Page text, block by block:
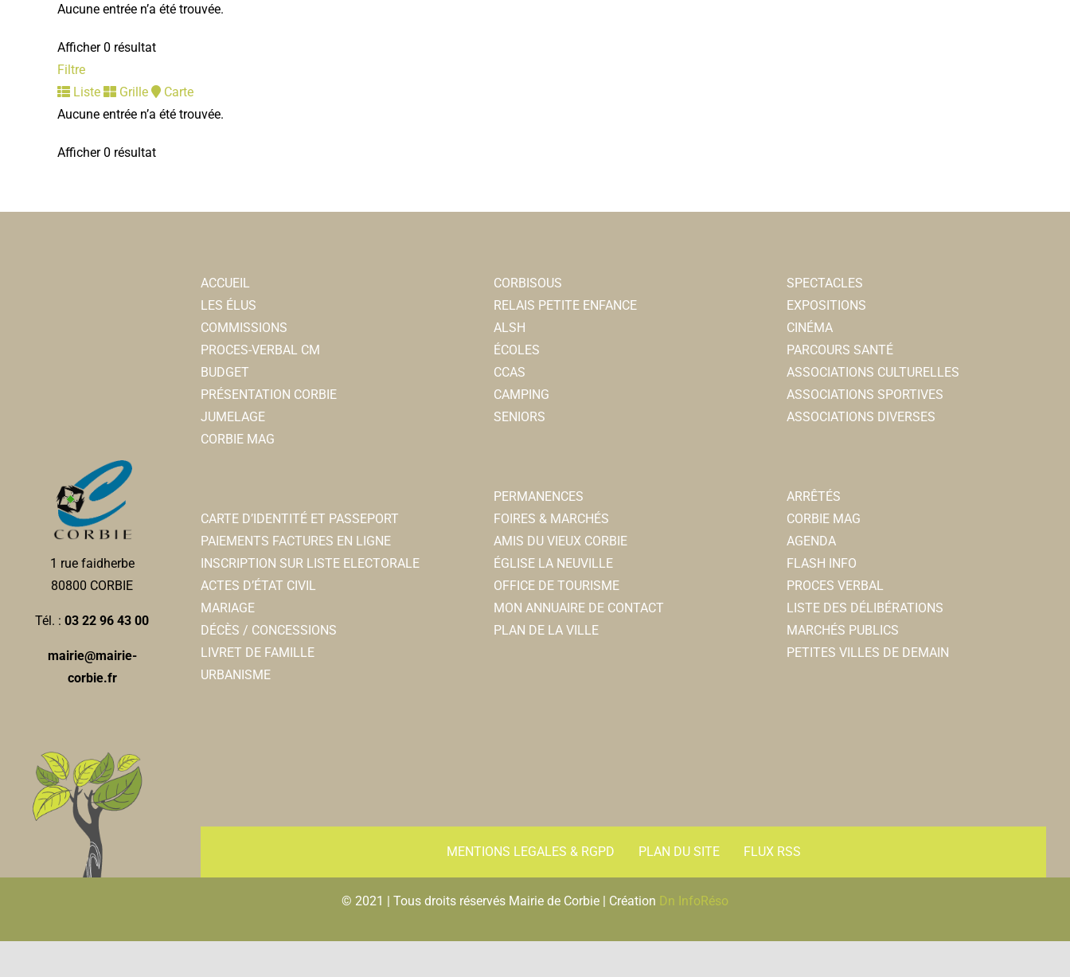
Aucune entrée n’a été trouvée.
Afficher 0 résultat
Filtre
Liste
Grille
Carte
Aucune entrée n’a été trouvée.
Afficher 0 résultat
1 rue faidherbe
80800 CORBIE
Tél. :03 22 96 43 00
mairie@mairie-
corbie.fr
ACCUEIL
LES ÉLUS
COMMISSIONS
PROCES-VERBAL CM
BUDGET
PRÉSENTATION CORBIE
JUMELAGE
CORBIE MAG
CARTE D’IDENTITÉ ET PASSEPORT
PAIEMENTS FACTURES EN LIGNE
INSCRIPTION SUR LISTE ELECTORALE
ACTES D’ÉTAT CIVIL
MARIAGE
DÉCÈS / CONCESSIONS
LIVRET DE FAMILLE
URBANISME
CORBISOUS
RELAIS PETITE ENFANCE
ALSH
ÉCOLES
CCAS
CAMPING
SENIORS
PERMANENCES
FOIRES & MARCHÉS
AMIS DU VIEUX CORBIE
ÉGLISE LA NEUVILLE
OFFICE DE TOURISME
MON ANNUAIRE DE CONTACT
PLAN DE LA VILLE
SPECTACLES
EXPOSITIONS
CINÉMA
PARCOURS SANTÉ
ASSOCIATIONS CULTURELLES
ASSOCIATIONS SPORTIVES
ASSOCIATIONS DIVERSES
ARRÊTÉS
CORBIE MAG
AGENDA
FLASH INFO
PROCES VERBAL
LISTE DES DÉLIBÉRATIONS
MARCHÉS PUBLICS
PETITES VILLES DE DEMAIN
MENTIONS LEGALES & RGPD PLAN DU SITE FLUX RSS
© 2021 | Tous droits réservés Mairie de Corbie | Création Dn InfoRéso